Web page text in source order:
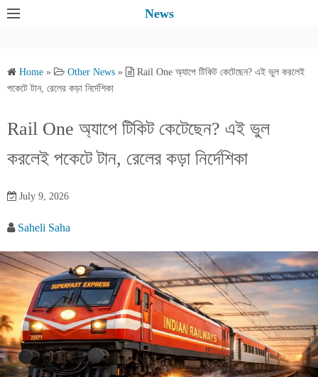
News
Home » Other News »
Rail One অ্যাপে টিকিট কেটেছেন? এই ভুল করলেই
পকেটে টান, রেলের কড়া নির্দেশিকা
Rail One অ্যাপে টিকিট কেটেছেন? এই ভুল
করলেই পকেটে টান, রেলের কড়া নির্দেশিকা
July 9, 2026
Saheli Saha